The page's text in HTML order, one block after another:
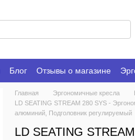
Блог Отзывы о магазине
Главная Эргономичные кресла
LD SEATING STREAM 280 SYS -
алюминий, Подголовник регулируемый
LD SEATING